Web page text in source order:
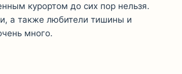
курортом до сих пор нельзя.
а также любители тишины и
много.